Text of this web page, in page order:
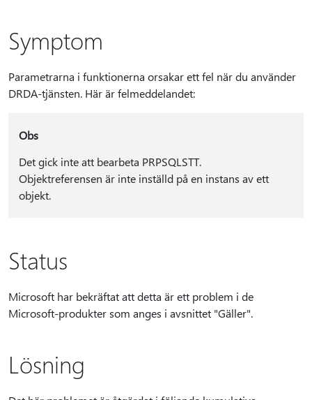
Symptom
Parametrarna i funktionerna orsakar ett fel när du använder
DRDA-tjänsten. Här är felmeddelandet:
Obs
Det gick inte att bearbeta PRPSQLSTT.
Objektreferensen är inte inställd på en instans av ett
objekt.
Status
Microsoft har bekräftat att detta är ett problem i de
Microsoft-produkter som anges i avsnittet "Gäller".
Lösning